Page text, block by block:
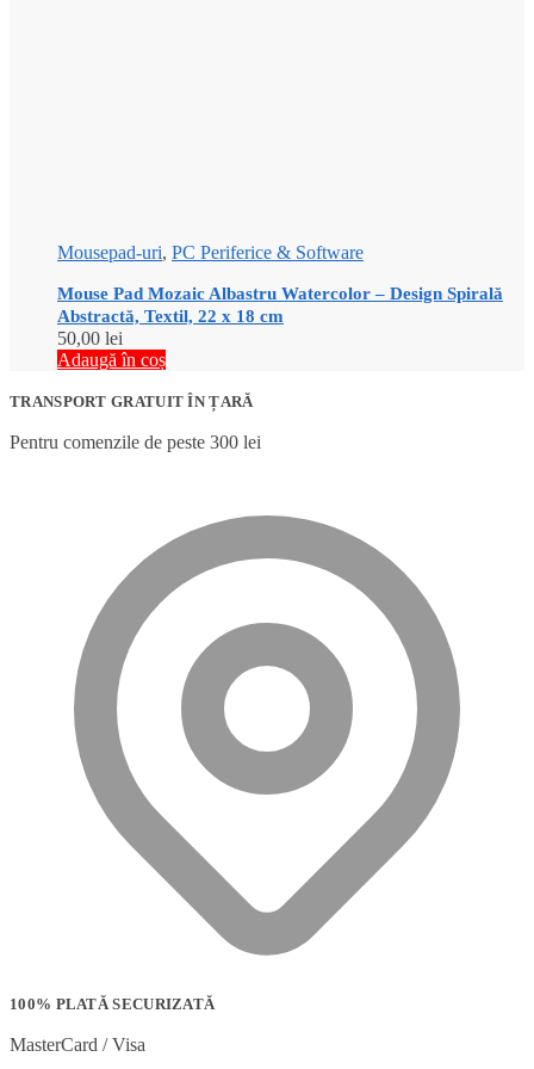
Mousepad-uri, PC Periferice & Software
Mouse Pad Mozaic Albastru Watercolor – Design Spirală
Abstractă, Textil, 22 x 18 cm
50,00 lei
Adaugă în coș
TRANSPORT GRATUIT ÎN ȚARĂ
Pentru comenzile de peste 300 lei
100% PLATĂ SECURIZATĂ
MasterCard / Visa